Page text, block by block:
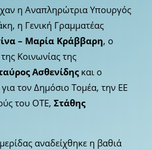
η Αναπληρώτρια Υπουργός
η Γενική Γραμματέας
– Μαρία Κράββαρη, ο
Κοινωνίας της
Ασθενίδηςκαι ο
τον Δημόσιο Τομέα, την ΕΕ
του ΟΤΕ, Στάθης
αναδείχθηκε η βαθιά